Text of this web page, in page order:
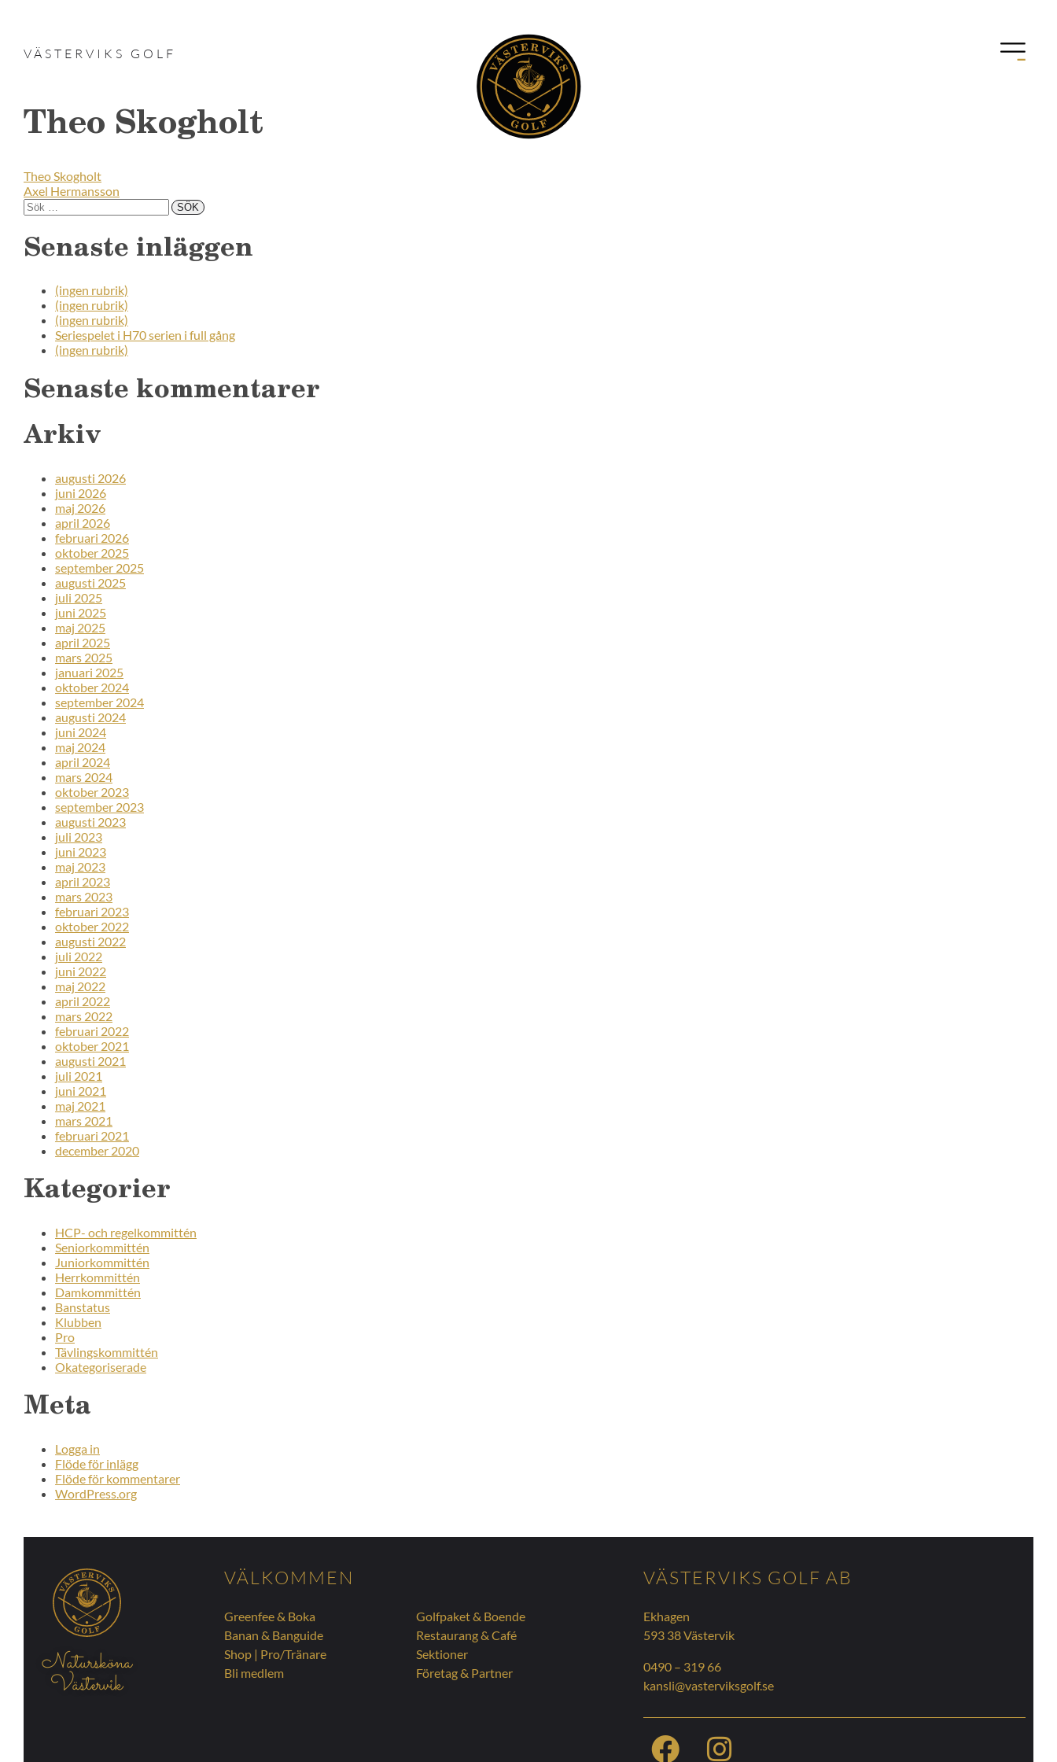
VÄSTERVIKS GOLF
Theo Skogholt
Theo Skogholt
Axel Hermansson
Senaste inläggen
(ingen rubrik)
(ingen rubrik)
(ingen rubrik)
Seriespelet i H70 serien i full gång
(ingen rubrik)
Senaste kommentarer
Arkiv
augusti 2026
juni 2026
maj 2026
april 2026
februari 2026
oktober 2025
september 2025
augusti 2025
juli 2025
juni 2025
maj 2025
april 2025
mars 2025
januari 2025
oktober 2024
september 2024
augusti 2024
juni 2024
maj 2024
april 2024
mars 2024
oktober 2023
september 2023
augusti 2023
juli 2023
juni 2023
maj 2023
april 2023
mars 2023
februari 2023
oktober 2022
augusti 2022
juli 2022
juni 2022
maj 2022
april 2022
mars 2022
februari 2022
oktober 2021
augusti 2021
juli 2021
juni 2021
maj 2021
mars 2021
februari 2021
december 2020
Kategorier
HCP- och regelkommittén
Seniorkommittén
Juniorkommittén
Herrkommittén
Damkommittén
Banstatus
Klubben
Pro
Tävlingskommittén
Okategoriserade
Meta
Logga in
Flöde för inlägg
Flöde för kommentarer
WordPress.org
Natursköna
Västervik
VÄLKOMMEN
Greenfee & Boka
Banan & Banguide
Shop | Pro/Tränare
Bli medlem
Golfpaket & Boende
Restaurang & Café
Sektioner
Företag & Partner
VÄSTERVIKS GOLF AB
Ekhagen
593 38 Västervik
0490 – 319 66
kansli@vasterviksgolf.se